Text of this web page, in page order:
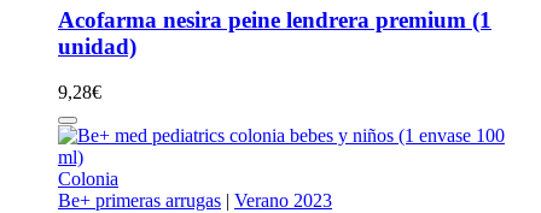
Acofarma nesira peine lendrera premium (1
unidad)
9,28€
Colonia
Be+ primeras arrugas | Verano 2023